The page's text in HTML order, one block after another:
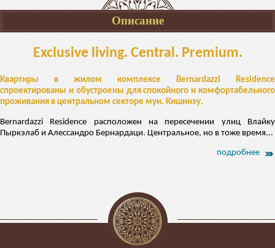
Описание
Exclusive living. Central. Premium.
Квартиры в жилом комплексе Bernardazzi Residence
спроектированы и обустроены для спокойного и комфортабельного
проживания в центральном секторе мун. Кишинэу.
Bernardazzi Residence расположен на пересечении улиц Влайку
Пыркэлаб и Алессандро Бернардаци. Центральное, но в тоже время...
подробнее